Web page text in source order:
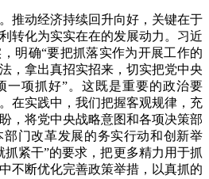
动经济持续回升向好，关键在于
转化为实实在在的发展动力。习近
明确“要把抓落实作为开展工作的
，拿出真招实招来，切实把党中央
一项抓好”。这既是重要的政治要
在实践中，我们把握客观规律，充
，将党中央战略意图和各项决策部
门改革发展的务实行动和创新举
紧干”的要求，把更多精力用于抓
不断优化完善政策举措，以真抓的